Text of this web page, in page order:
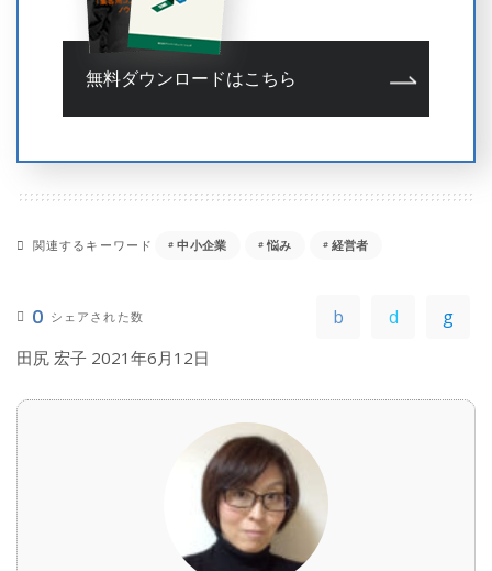
無料ダウンロードはこちら
関連するキーワード 中小企業 悩み 経営者
0 シェアされた数
田尻 宏子 2021年6月12日